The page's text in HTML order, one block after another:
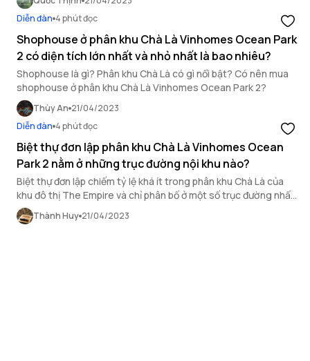
Diễn đàn 4 phút đọc
Shophouse ở phân khu Chà Là Vinhomes Ocean Park
2 có diện tích lớn nhất và nhỏ nhất là bao nhiêu?
Shophouse là gì? Phân khu Chà Là có gì nổi bật? Có nên mua
shophouse ở phân khu Chà Là Vinhomes Ocean Park 2?
Thùy An 21/04/2023
Diễn đàn 4 phút đọc
Biệt thự đơn lập phân khu Chà Là Vinhomes Ocean
Park 2 nằm ở những trục đường nội khu nào?
Biệt thự đơn lập chiếm tỷ lệ khá ít trong phân khu Chà Là của
khu đô thị The Empire và chỉ phân bố ở một số trục đường nhất
định trong phân khu.
Thành Huy 21/04/2023